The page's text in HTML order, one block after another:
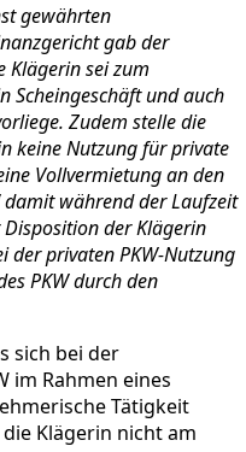
gewährten
gab der
Klägerin sei zum
Scheingeschäft und auch
Zudem stelle die
keine Nutzung für private
Vollvermietung an den
damit während der Laufzeit
der Klägerin
der privaten PKW-Nutzung
PKW durch den
sich bei der
im Rahmen eines
Tätigkeit
Klägerin nicht am